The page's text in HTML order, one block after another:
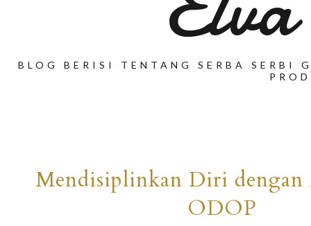
BLOG BERISI TENTANG SERBA SERBI
Mendisiplinkan Diri
ODOP